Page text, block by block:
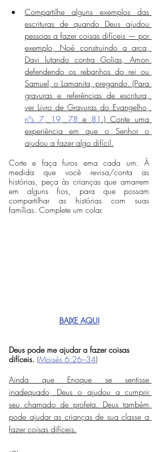
Compartilhe alguns exemplos das
escrituras de quando Deus ajudou
pessoas a fazer coisas difíceis — por
exemplo, Noé construindo a arca,
Davi lutando contra Golias, Amon
defendendo os rebanhos do rei ou
Samuel, o Lamanita, pregando. (Para
gravuras e referências de escritura,
nºs 7, 19, 78 e 81 .) Conte uma
experiência em que o Senhor o
ajudou a fazer algo difícil.
Corte e faça furos ema cada um. À
medida que você revisa/conta as
histórias, peça às crianças que amarrem
em alguns fios, para que possam
compartilhar as histórias com suas
famílias. Complete um colar.
BAIXE AQUI
Deus pode me ajudar a fazer coisas
difíceis. (Moisés 6:26–34)
Ainda que Enoque se sentisse
inadequado, Deus o ajudou a cumprir
seu chamado de profeta. Deus também
pode ajudar as crianças de sua classe a
fazer coisas difíceis.